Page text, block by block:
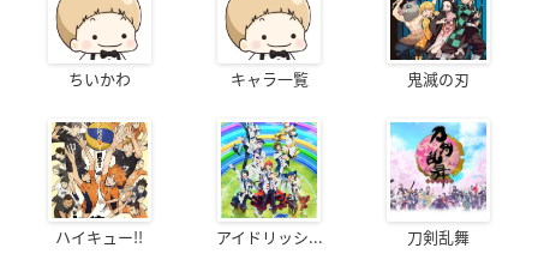
ちいかわ キャラ一覧 鬼滅の刃
ハイキュー!! アイドリッシ... 刀剣乱舞